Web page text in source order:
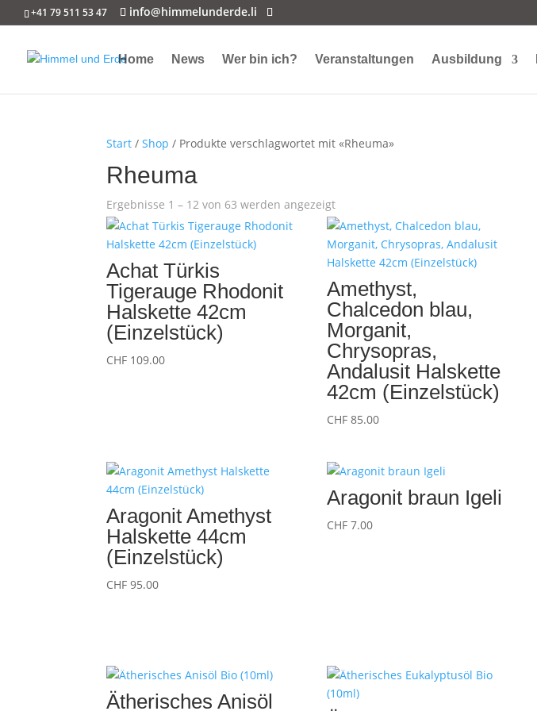
+41 79 511 53 47 info@himmelunderde.li
Home News Wer bin ich? Veranstaltungen Ausbildung
Start /Shop / Produkte verschlagwortet mit «Rheuma»
Rheuma
Ergebnisse 1 – 12 von 63 werden angezeigt
Achat Türkis
Tigerauge Rhodonit
Halskette 42cm
(Einzelstück)
CHF 109.00
Amethyst,
Chalcedon blau,
Morganit,
Chrysopras,
Andalusit Halskette
42cm (Einzelstück)
CHF 85.00
Aragonit Amethyst
Halskette 44cm
(Einzelstück)
CHF 95.00
Aragonit braun Igeli
CHF 7.00
Ätherisches Anisöl